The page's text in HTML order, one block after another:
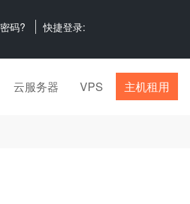
码? 快捷登录:
云服务器 VPS 主机租用